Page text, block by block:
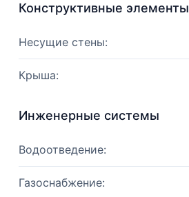
Конструктивные элементы
Несущие стены:
Крыша:
Инженерные системы
Водоотведение:
Газоснабжение: